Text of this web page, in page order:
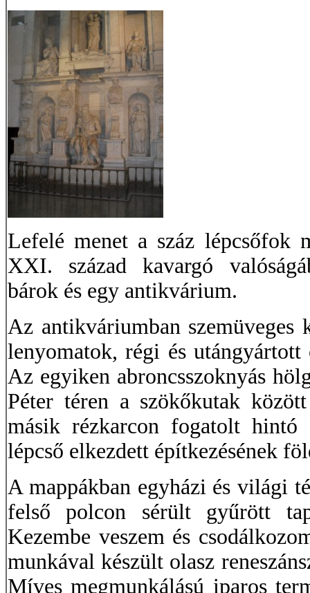
Lefelé menet a száz lépcsőfok
XXI. század kavargó
bárok és egy antikvárium.
Az antikváriumban szemüveges
lenyomatok, régi és utángyártott
Az egyiken abroncsszoknyás
Péter téren a szökőkutak
másik rézkarcon fogatolt
lépcső elkezdett építkezésének
A mappákban egyházi és világi
felső polcon sérült gyűrött
Kezembe veszem és
munkával készült olasz
Míves megmunkálású iparos